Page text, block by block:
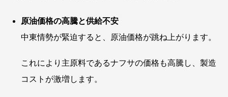
原油価格の高騰と供給不安
中東情勢が緊迫すると、原油価格が跳ね上がります。
これにより主原料であるナフサの価格も高騰し、製造
コストが激増します。